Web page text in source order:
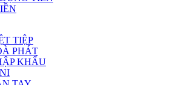
TIỆP
PHÁT
KHẨU